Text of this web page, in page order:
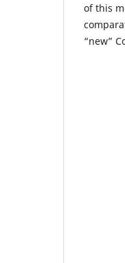
of this
“new”